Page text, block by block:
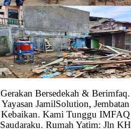
Gerakan Bersedekah & Berimfaq.
Yayasan JamilSolution, Jembatan
Kebaikan. Kami Tunggu IMFAQ
Saudaraku. Rumah Yatim: Jln KH